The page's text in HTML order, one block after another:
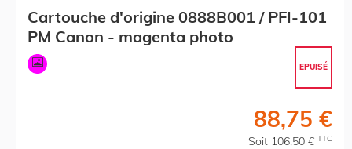
Cartouche d'origine 0888B001 / PFI-101
PM Canon - magenta photo
EPUISÉ
88,75 €
Soit 106,50 € TTC